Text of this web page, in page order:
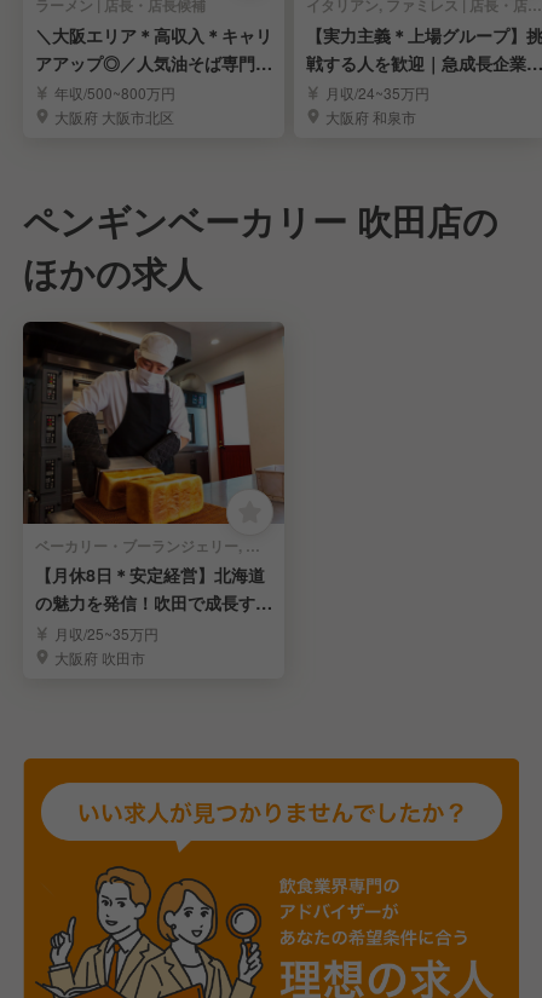
ラーメン | 店長・店長候補
＼大阪エリア＊高収入＊キャリ
アアップ◎／人気油そば専門店
の店長候補を募集！
年収/500~800万円
大阪府 大阪市北区
イタリアン, ファミレス | 店長・店長候補
【実力主義＊上場グループ】挑
戦する人を歓迎｜急成長企業で
キャリアを実現
月収/24~35万円
大阪府 和泉市
ペンギンベーカリー 吹田店の
ほかの求人
ベーカリー・ブーランジェリー, テイクアウト・惣菜・弁当屋 | ブーランジェ・ベーカー
【月休8日＊安定経営】北海道
の魅力を発信！吹田で成長する
製パン職人！
月収/25~35万円
大阪府 吹田市